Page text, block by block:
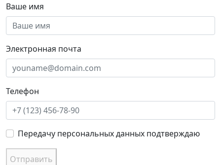
Ваше имя
Электронная почта
Телефон
Передачу персональных данных подтверждаю
Отправить